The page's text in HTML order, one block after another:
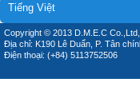
Tiếng Việt
Copyright © 2013 D.M.E.C
Địa chỉ: K190 Lê Duẩn, P. Tân
Điện thoại: (+84) 5113752506